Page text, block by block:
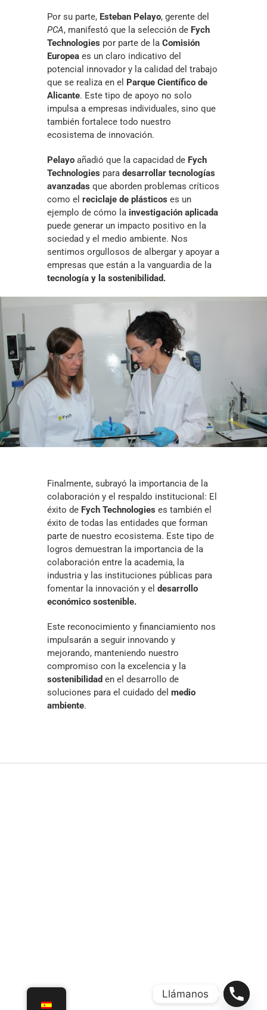
Por su parte, Esteban Pelayo, gerente del
PCA, manifestó que la selección de Fych
Technologies por parte de la Comisión
Europea es un claro indicativo del
potencial innovador y la calidad del trabajo
que se realiza en el Parque Científico de
Alicante. Este tipo de apoyo no solo
impulsa a empresas individuales, sino que
también fortalece todo nuestro
ecosistema de innovación.
Pelayo añadió que la capacidad de Fych
Technologies para desarrollar tecnologías
avanzadas que aborden problemas críticos
como el reciclaje de plásticos es un
ejemplo de cómo la investigación aplicada
puede generar un impacto positivo en la
sociedad y el medio ambiente. Nos
sentimos orgullosos de albergar y apoyar a
empresas que están a la vanguardia de la
tecnología y la sostenibilidad.
Finalmente, subrayó la importancia de la
colaboración y el respaldo institucional: El
éxito de Fych Technologies es también el
éxito de todas las entidades que forman
parte de nuestro ecosistema. Este tipo de
logros demuestran la importancia de la
colaboración entre la academia, la
industria y las instituciones públicas para
fomentar la innovación y el desarrollo
económico sostenible.
Este reconocimiento y financiamiento nos
impulsarán a seguir innovando y
mejorando, manteniendo nuestro
compromiso con la excelencia y la
sostenibilidad en el desarrollo de
soluciones para el cuidado del medio
ambiente.
Llámanos